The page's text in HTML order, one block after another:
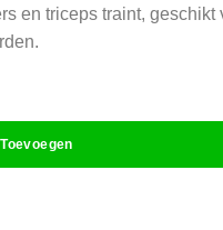
en triceps traint, geschikt
Trainer - C84 aantal
Toevoegen